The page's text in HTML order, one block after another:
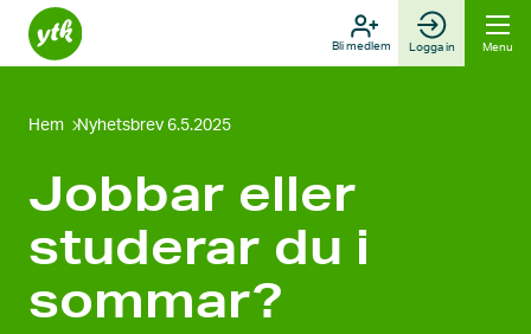
Skip
Bli medlem Logga in Menu
Hem Nyhetsbrev 6.5.2025
Jobbar eller
studerar du i
sommar?